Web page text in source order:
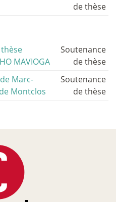
de thèse
MAVIOGA
Soutenance
de thèse
Marc-
Montclos
Soutenance
de thèse